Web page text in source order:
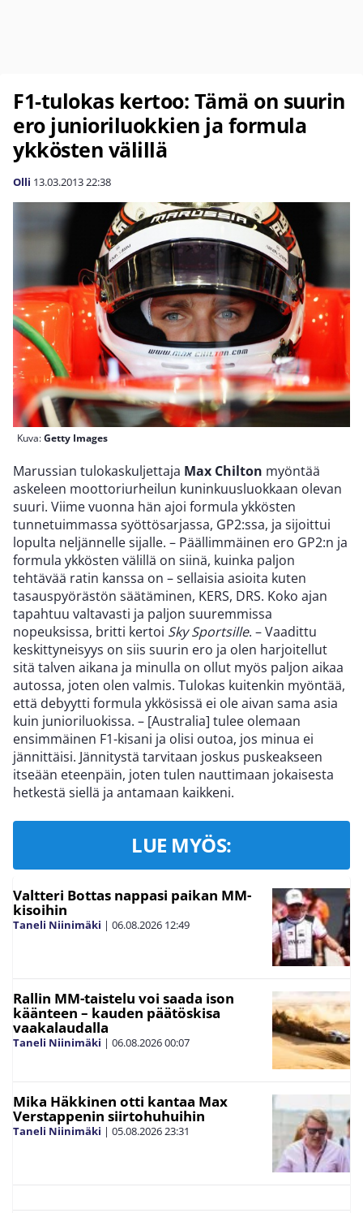
F1-tulokas kertoo: Tämä on suurin
ero junioriluokkien ja formula
ykkösten välillä
Olli 13.03.201322:38
Kuva:Getty Images
Marussian tulokaskuljettaja Max Chilton myöntää
askeleen moottoriurheilun kuninkuusluokkaan olevan
suuri. Viime vuonna hän ajoi formula ykkösten
tunnetuimmassa syöttösarjassa, GP2:ssa, ja sijoittui
lopulta neljännelle sijalle. – Päällimmäinen ero GP2:n ja
formula ykkösten välillä on siinä, kuinka paljon
tehtävää ratin kanssa on – sellaisia asioita kuten
tasauspyörästön säätäminen, KERS, DRS. Koko ajan
tapahtuu valtavasti ja paljon suuremmissa
nopeuksissa, britti kertoi Sky Sportsille. – Vaadittu
keskittyneisyys on siis suurin ero ja olen harjoitellut
sitä talven aikana ja minulla on ollut myös paljon aikaa
autossa, joten olen valmis. Tulokas kuitenkin myöntää,
että debyytti formula ykkösissä ei ole aivan sama asia
kuin junioriluokissa. – [Australia] tulee olemaan
ensimmäinen F1-kisani ja olisi outoa, jos minua ei
jännittäisi. Jännitystä tarvitaan joskus puskeakseen
itseään eteenpäin, joten tulen nauttimaan jokaisesta
hetkestä siellä ja antamaan kaikkeni.
LUE MYÖS:
Valtteri Bottas nappasi paikan MM-
kisoihin
Taneli Niinimäki | 06.08.2026 12:49
Rallin MM-taistelu voi saada ison
käänteen – kauden päätöskisa
vaakalaudalla
Taneli Niinimäki | 06.08.202600:07
Mika Häkkinen otti kantaa Max
Verstappenin siirtohuhuihin
Taneli Niinimäki | 05.08.202623:31